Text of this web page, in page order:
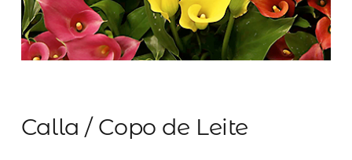
Calla / Copo de Leite